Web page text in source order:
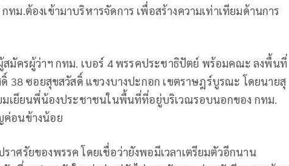
ม.ต้องเข้ามาบริหารจัดการ เพื่อสร้างความเท่าเทียมด้านการ
มัคร​ผู้​ว่าฯ กทม. เบอร์ 4 ​พรรคประชา​ธิ​ปัตย์​ พร้อมคณะ ลงพื้นที่
38 ซอยสุขสวัสดิ์ แขวงบางปะกอก เขตราษฎร์บูรณะ โดยนายสุ
มเยียนพี่น้องประชาชนในพื้นที่ที่อยู่บริเวณรอบนอกของ กทม.
ค่อนข้างน้อย
ศรัยของพรรค โดยเชื่อว่ายังพอมีเวลาเตรียมตัวอีกนาน